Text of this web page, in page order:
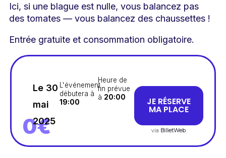
Ici, si une blague est nulle, vous balancez pas
des tomates — vous balancez des chaussettes !
Entrée gratuite et consommation obligatoire.
0€
Le 30
mai
2025
L'événement
débutera à
19:00
Heure de
fin prévue
à 20:00 JE RÉSERVE
MA PLACE
via BilletWeb